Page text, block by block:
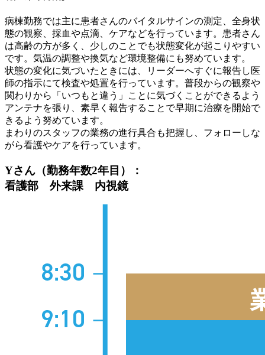
病棟勤務では主に患者さんのバイタルサインの測定、全身状
態の観察、採血や点滴、ケアなどを行っています。患者さん
は高齢の方が多く、少しのことでも状態変化が起こりやすい
です。気温の調整や換気など環境整備にも努めています。
状態の変化に気づいたときには、リーダーへすぐに報告し医
師の指示にて検査や処置を行っています。普段からの観察や
関わりから「いつもと違う」ことに気づくことができるよう
アンテナを張り、素早く報告することで早期に治療を開始で
きるよう努めています。
まわりのスタッフの業務の進行具合も把握し、フォローしな
がら看護やケアを行っています。
Yさん（勤務年数2年目）：
看護部 外来課 内視鏡